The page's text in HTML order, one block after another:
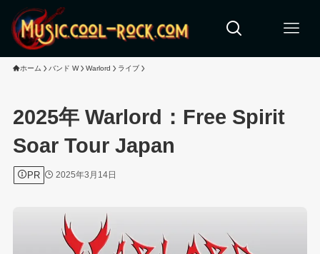
ホーム バンド W Warlord ライブ
2025年 Warlord：Free Spirit
Soar Tour Japan
PR 2025年3月14日